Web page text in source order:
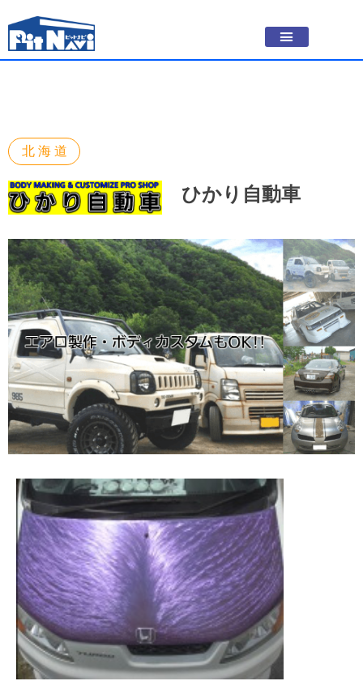
北海道
ひかり自動車